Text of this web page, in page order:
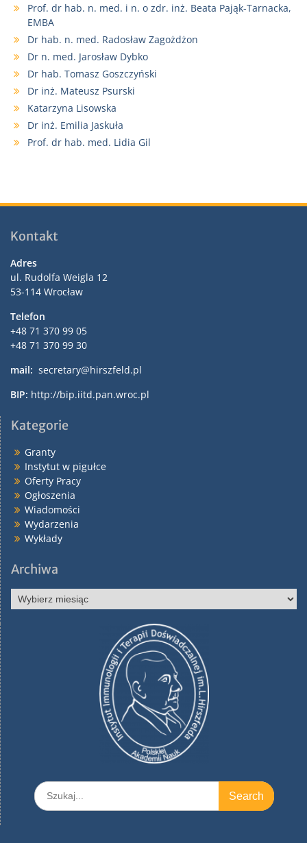
Prof. dr hab. n. med. i n. o zdr. inż. Beata Pająk-Tarnacka,
EMBA
Dr hab. n. med. Radosław Zagożdżon
Dr n. med. Jarosław Dybko
Dr hab. Tomasz Goszczyński
Dr inż. Mateusz Psurski
Katarzyna Lisowska
Dr inż. Emilia Jaskuła
Prof. dr hab. med. Lidia Gil
Kontakt
Adres
ul. Rudolfa Weigla 12
53-114 Wrocław
Telefon
+48 71 370 99 05
+48 71 370 99 30
mail: secretary@hirszfeld.pl
BIP: http://bip.iitd.pan.wroc.pl
Kategorie
Granty
Instytut w pigułce
Oferty Pracy
Ogłoszenia
Wiadomości
Wydarzenia
Wykłady
Archiwa
Archiwa
Search
for: